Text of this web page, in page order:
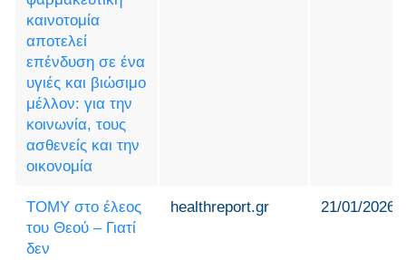
καινοτομία
αποτελεί
επένδυση σε ένα
υγιές και βιώσιμο
μέλλον: για την
κοινωνία, τους
ασθενείς και την
οικονομία
ΤΟΜΥ στο έλεος
του Θεού – Γιατί
δεν
healthreport.gr 21/01/2026